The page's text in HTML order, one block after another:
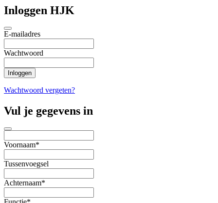
Inloggen HJK
E-mailadres
Wachtwoord
Wachtwoord vergeten?
Vul je gegevens in
Voornaam*
Tussenvoegsel
Achternaam*